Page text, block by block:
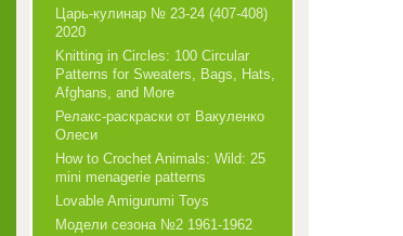
Царь-кулинар № 23-24 (407-408)
2020
Knitting in Circles: 100 Circular
Patterns for Sweaters, Bags, Hats,
Afghans, and More
Релакс-раскраски от Вакуленко
Олеси
How to Crochet Animals: Wild: 25
mini menagerie patterns
Lovable Amigurumi Toys
Модели сезона №2 1961-1962